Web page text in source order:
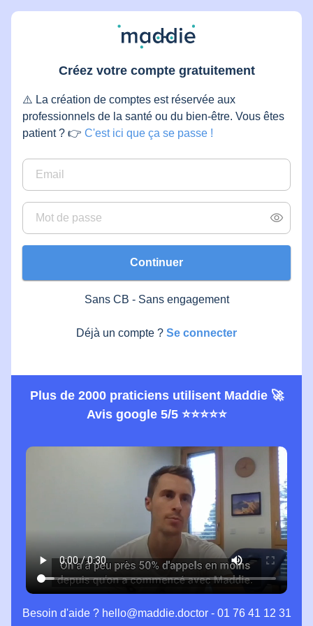
Créez votre compte gratuitement
⚠️ La création de comptes est réservée aux
professionnels de la santé ou du bien-être. Vous êtes
patient ? 👉 C'est ici que ça se passe !
Continuer
Sans CB - Sans engagement
Déjà un compte ? Se connecter
Plus de 2000 praticiens utilisent Maddie 🚀
Avis google 5/5 ⭐️⭐️⭐️⭐️⭐️
Besoin d'aide ? hello@maddie.doctor- 01 76 41 12 31